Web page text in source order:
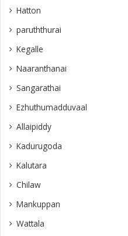
Hatton
paruththurai
Kegalle
Naaranthanai
Sangarathai
Ezhuthumadduvaal
Allaipiddy
Kadurugoda
Kalutara
Chilaw
Mankuppan
Wattala